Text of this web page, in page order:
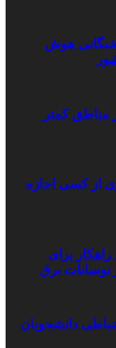
هوش
مناطق کمتر
از کسی اجازه
راهکار برای
نوسانات برق
دانشجویان